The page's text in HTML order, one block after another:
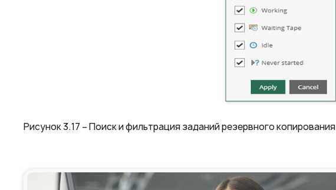
Рисунок 3.17 – Поиск и фильтрация заданий резервного копирования